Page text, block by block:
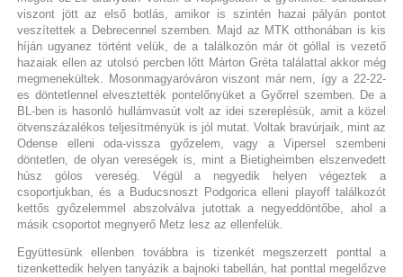
viszont jött az első botlás, amikor is szintén hazai pályán pontot
veszítettek a Debrecennel szemben. Majd az MTK otthonában is kis
híján ugyanez történt velük, de a találkozón már öt góllal is vezető
hazaiak ellen az utolsó percben lőtt Márton Gréta találattal akkor még
megmenekültek. Mosonmagyaróváron viszont már nem, így a 22-22-
es döntetlennel elvesztették pontelőnyüket a Győrrel szemben. De a
BL-ben is hasonló hullámvasút volt az idei szereplésük, amit a közel
ötvenszázalékos teljesítményük is jól mutat. Voltak bravúrjaik, mint az
Odense elleni oda-vissza győzelem, vagy a Vipersel szembeni
döntetlen, de olyan vereségek is, mint a Bietigheimben elszenvedett
húsz gólos vereség. Végül a negyedik helyen végeztek a
csoportjukban, és a Buducsnoszt Podgorica elleni playoff találkozót
kettős győzelemmel abszolválva jutottak a negyeddöntőbe, ahol a
másik csoportot megnyerő Metz lesz az ellenfelük.
Együttesünk ellenben továbbra is tizenkét megszerzett ponttal a
tizenkettedik helyen tanyázik a bajnoki tabellán, hat ponttal megelőzve